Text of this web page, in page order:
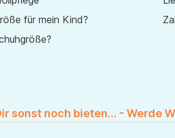
für mein Kind?
sonst noch bieten... - Werde